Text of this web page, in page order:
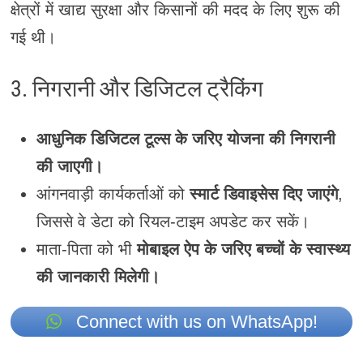
क्षेत्रों में खाद्य सुरक्षा और किसानों की मदद के लिए शुरू की
गई थी।
3. निगरानी और डिजिटल ट्रैकिंग
आधुनिक डिजिटल टूल्स के जरिए योजना की निगरानी
की जाएगी।
आंगनवाड़ी कार्यकर्ताओं कोस्मार्ट डिवाइसेस दिए जाएंगे,
जिससे वे डेटा को रियल-टाइम अपडेट कर सकें।
माता-पिता को भीमोबाइल ऐप के जरिए बच्चों के स्वास्थ्य
की जानकारी मिलेगी।
Connect with us on WhatsApp!